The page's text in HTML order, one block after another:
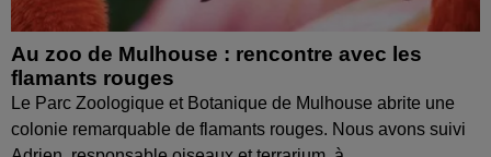
Au zoo de Mulhouse : rencontre avec les
flamants rouges
Le Parc Zoologique et Botanique de Mulhouse abrite une
colonie remarquable de flamants rouges. Nous avons suivi